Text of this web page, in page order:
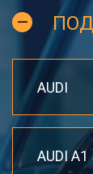
AUDI
AUDI